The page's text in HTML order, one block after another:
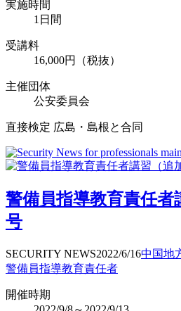
実施時間
1日間
受講料
16,000円（税抜）
主催団体
公安委員会
直接検定 広島・島根と合同
警備員指導教育責任者
号
SECURITY NEWS2022/6/16中国地
警備員指導教育責任者
開催時期